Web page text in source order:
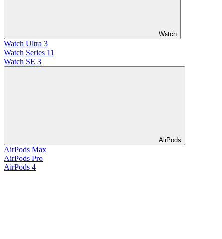
Watch
Watch Ultra 3
Watch Series 11
Watch SE 3
AirPods
AirPods Max
AirPods Pro
AirPods 4